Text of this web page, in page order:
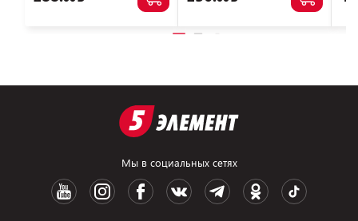
Мы в социальных сетях